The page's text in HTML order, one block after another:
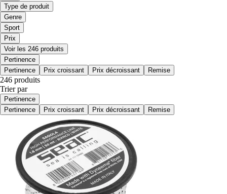
Type de produit
Genre
Sport
Prix
Voir les 246 produits
Pertinence
Pertinence
Prix croissant Prix décroissant Remise
246 produits
Trier par
Pertinence
Pertinence
Prix croissant Prix décroissant Remise